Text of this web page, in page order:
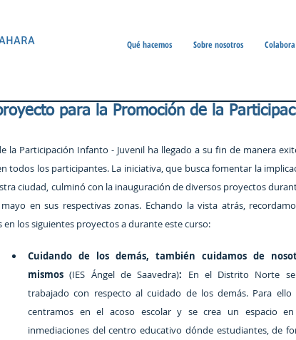
Qué hacemos Sobre nosotros Colabora
para la Promoción de la
la Participación Infanto - Juvenil ha llegado a su fin de manera
todos los participantes. La iniciativa, que busca fomentar la
ciudad, culminó con la inauguración de diversos proyectos
en sus respectivas zonas. Echando la vista atrás,
los siguientes proyectos a durante este curso:
Cuidando de los demás, también cuidamos de
mismos (IES Ángel de Saavedra): En el Distrito Norte
trabajado con respecto al cuidado de los demás. Para ello
centramos en el acoso escolar y se crea un espacio
inmediaciones del centro educativo dónde estudiantes, de